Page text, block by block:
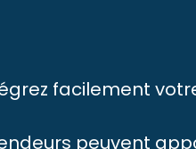
facilement
peuvent